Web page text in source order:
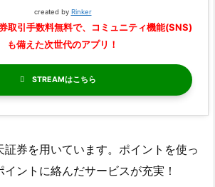
created by Rinker
取引手数料無料で、コミュニティ機能(SNS)
も備えた次世代のアプリ！
STREAM
証券を用いています。ポイントを使っ
ントに絡んだサービスが充実！